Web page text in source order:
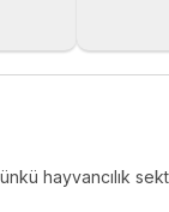
hayvancılık